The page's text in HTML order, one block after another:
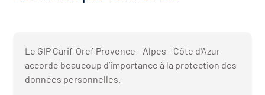
en santé et sécurité au
Régional d’Observation
Le GIP Carif-Oref Provence - Alpes - Côte d'Azur
accorde beaucoup d’importance à la protection des
données personnelles.